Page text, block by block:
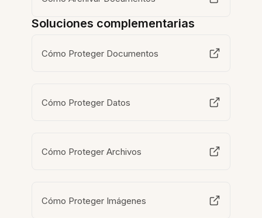
Soluciones complementarias
Cómo Proteger Documentos
Cómo Proteger Datos
Cómo Proteger Archivos
Cómo Proteger Imágenes